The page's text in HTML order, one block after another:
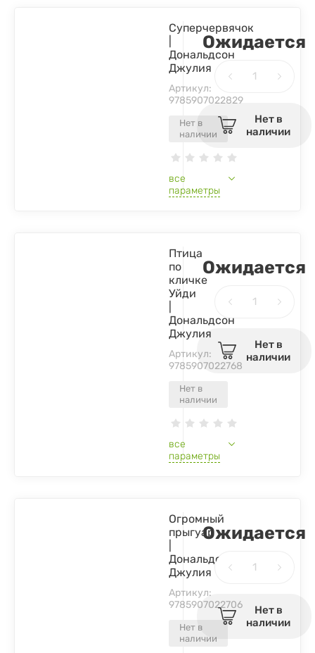
Нет в
наличии
Суперчервячок
Дональдсон
Джулия
Артикул:
9785907022829
все
параметры
Ожидается
Нет в
наличии
Нет в
наличии
Птица
по
кличке
Уйди
Дональдсон
Джулия
Артикул:
9785907022768
все
параметры
Ожидается
Нет в
наличии
Нет в
наличии
Огромный
прыгуар
Дональдсон
Джулия
Артикул:
9785907022706
Ожидается
Нет в
наличии